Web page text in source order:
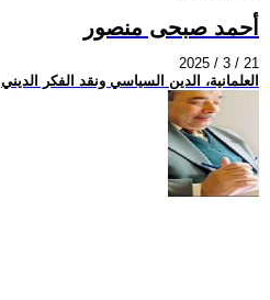
أحمد صبحى منصور
2025 / 3 / 21
العلمانية، الدين السياسي ونقد الفكر الديني